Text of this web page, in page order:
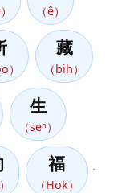
（ê）
）
藏
（bih）
生
（seⁿ）
福
（Hok）